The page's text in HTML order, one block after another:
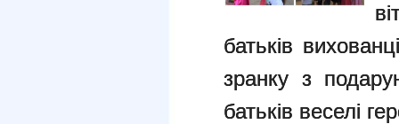
батьків
зранку з
батьків веселі